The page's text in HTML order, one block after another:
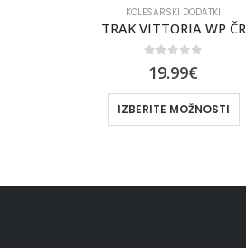
KOLESARSKI DODATKI
Force rokavčniki TERM
15.99€
IZBERITE MOŽNOSTI